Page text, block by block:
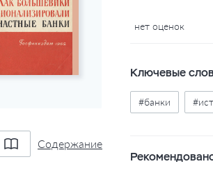
Содержание
нет оценок
Ключевые
#банки